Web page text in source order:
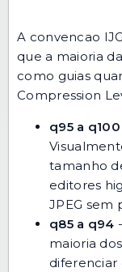
A convencao
que a maioria
como guias
Compression
q95 a q100
tamanho
editores
JPEG sem
q85 a q94
maioria
diferenciar